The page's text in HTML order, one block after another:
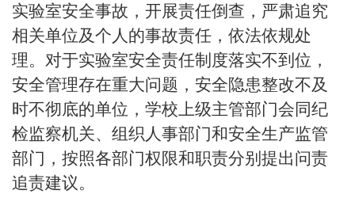
实验室安全事故，开展责任倒查，严肃追究
相关单位及个人的事故责任，依法依规处
理。对于实验室安全责任制度落实不到位，
安全管理存在重大问题，安全隐患整改不及
时不彻底的单位，学校上级主管部门会同纪
检监察机关、组织人事部门和安全生产监管
部门，按照各部门权限和职责分别提出问责
追责建议。